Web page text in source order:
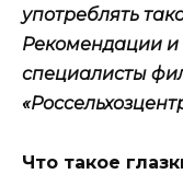
употреблять
Рекомендации и
специалисты
Что такое